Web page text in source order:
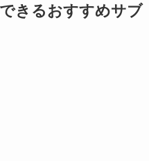
きるおすすめサブ